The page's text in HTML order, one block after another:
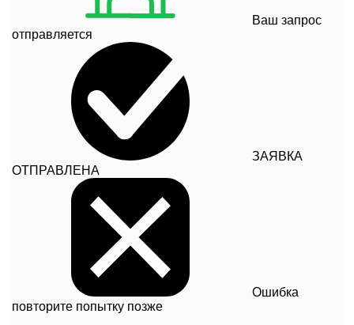
Ваш запрос
отправляется
ЗАЯВКА
ОТПРАВЛЕНА
Ошибка
повторите попытку позже